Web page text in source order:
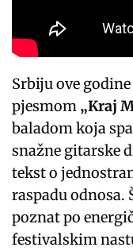
Srbiju ove
pjesmom „Kraj
baladom koja
snažne gitarske
tekst o
raspadu odnosa.
poznat po
festivalskim